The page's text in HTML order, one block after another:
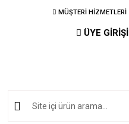
MÜŞTERİ HİZMETLERİ
ÜYE GİRİŞİ